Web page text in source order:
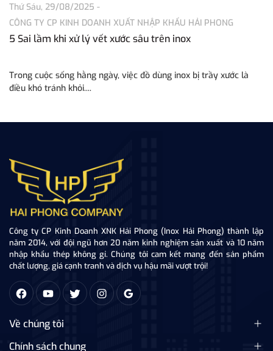
Thứ Sáu, 29/08/2025 -
CÔNG TY CP KINH DOANH XUẤT NHẬP KHẨU HẢI PHONG
5 Sai lầm khi xử lý vết xước sâu trên inox
Trong cuộc sống hằng ngày, việc đồ dùng inox bị trầy xước là
điều khó tránh khỏi....
Công ty CP Kinh Doanh XNK Hải Phong (Inox Hải Phong) thành lập
năm 2014, với đội ngũ hơn 20 năm kinh nghiệm sản xuất và 10 năm
nhập khẩu thép không gỉ. Chúng tôi cam kết mang đến sản phẩm
chất lượng, giá cạnh tranh và dịch vụ hậu mãi vượt trội!
Về chúng tôi
Chính sách chung